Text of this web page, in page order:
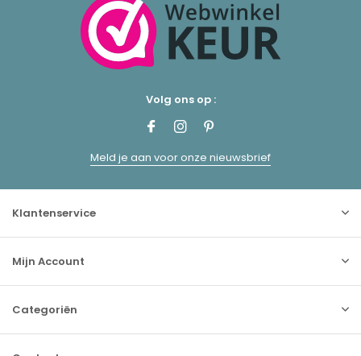
Volg ons op :
Meld je aan voor onze nieuwsbrief
Klantenservice
Mijn Account
Categoriën